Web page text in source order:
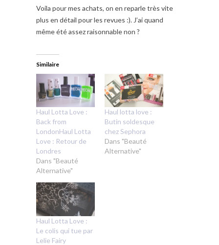
Voila pour mes achats, on en reparle très vite
plus en détail pour les revues :). J’ai quand
même été assez raisonnable non ?
Similaire
Haul Lotta Love :
Back from
LondonHaul Lotta
Love : Retour de
Londres
Dans "Beauté
Alternative"
Haul lotta love :
Butin soldesque
chez Sephora
Dans "Beauté
Alternative"
Haul Lotta Love :
Le colis qui tue par
Lelie Fairy